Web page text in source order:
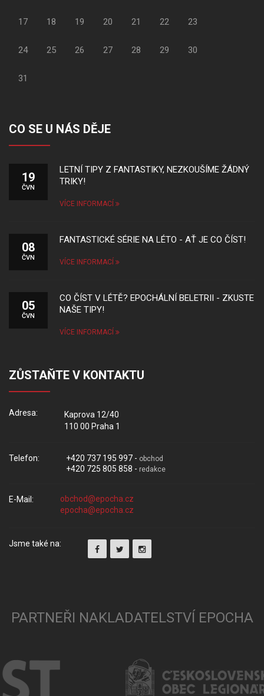
17 18 19 20 21 22 23
24 25 26 27 28 29 30
31
CO SE U NÁS DĚJE
19
ČVN
LETNÍ TIPY Z FANTASTIKY, NEZKOUŠÍME ŽÁDNÝ
TRIKY!
VÍCE INFORMACÍ
08
ČVN
FANTASTICKÉ SÉRIE NA LÉTO - AŤ JE CO ČÍST!
VÍCE INFORMACÍ
05
ČVN
CO ČÍST V LÉTĚ? EPOCHÁLNÍ BELETRII - ZKUSTE
NAŠE TIPY!
VÍCE INFORMACÍ
ZŮSTAŇTE V KONTAKTU
Adresa:
Kaprova 12/40
110 00 Praha 1
Telefon: +420 737 195 997 - obchod
+420 725 805 858 - redakce
E-Mail:
Jsme také na:
PARTNEŘI NAKLADATELSTVÍ EPOCHA